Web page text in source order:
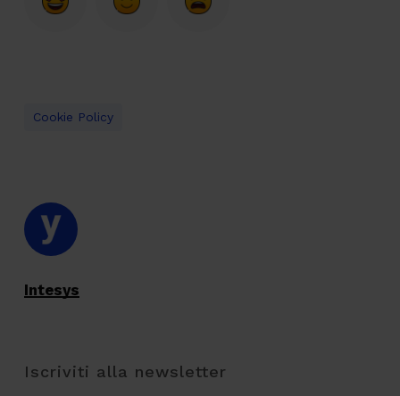
Cookie Policy
Intesys
Iscriviti alla newsletter